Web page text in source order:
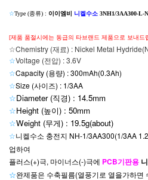
☆Type (종류) : 이이엠비 니켈수소 3NH1/3AA300-L-
[제품 품절시에는 동급의 타브랜드 제품으로 보내드
☆Chemistry (재료) : Nickel Metal
☆Voltage (전압) : 3.6V
☆Capacity (용량) : 300mAh(0.3Ah)
☆Size (사이즈) : 1/3AA
☆Diameter (직경) : 14.5mm
☆Height (높이) : 50mm
☆Weight (무게) : 19.5g(about)
☆니켈수소 충전지 NH-1/3AA300(1/3AA
업하여
플러스(+)극, 마이너스(-)극에 PCB기판용
☆완제품은 수축필름(열풍기로 열을가하면